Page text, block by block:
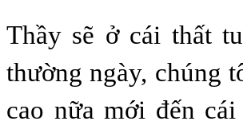
Thầy sẽ ở cái thất
thường ngày, chúng
cao nữa mới đến